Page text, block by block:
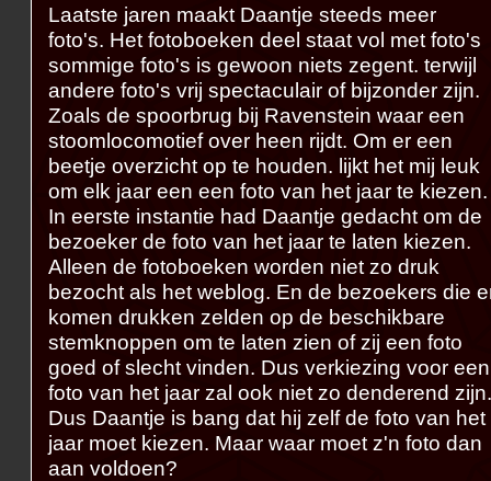
Laatste jaren maakt Daantje steeds meer
foto's. Het fotoboeken deel staat vol met foto's
sommige foto's is gewoon niets zegent. terwijl
andere foto's vrij spectaculair of bijzonder zijn.
Zoals de spoorbrug bij Ravenstein waar een
stoomlocomotief over heen rijdt. Om er een
beetje overzicht op te houden. lijkt het mij leuk
om elk jaar een een foto van het jaar te kiezen.
In eerste instantie had Daantje gedacht om de
bezoeker de foto van het jaar te laten kiezen.
Alleen de fotoboeken worden niet zo druk
bezocht als het weblog. En de bezoekers die
komen drukken zelden op de beschikbare
stemknoppen om te laten zien of zij een foto
goed of slecht vinden. Dus verkiezing voor een
foto van het jaar zal ook niet zo denderend zijn.
Dus Daantje is bang dat hij zelf de foto van het
jaar moet kiezen. Maar waar moet z'n foto dan
aan voldoen?